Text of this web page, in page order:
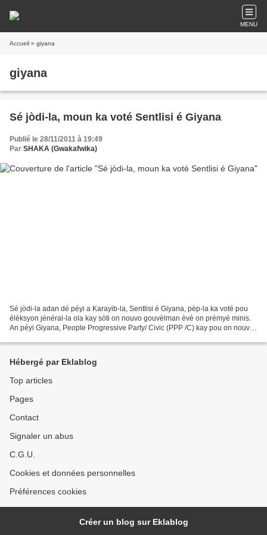
MENU
Accueil » giyana
giyana
Sé jòdi-la, moun ka voté Sentlisi é Giyana
Publié le 28/11/2011 à 19:49
Par SHAKA (Gwakafwika)
Sé jòdi-la adan dé péyi a Karayib-la, Sentlisi é Giyana, pèp-la ka voté pou
élèksyon jénéral-la ola kay sòti on nouvo gouvèlman èvè on prémyé minis.
An péyi Giyana, People Progressive Party/ Civic (PPP /C) kay pou on nouvo
Hébergé par Eklablog
Top articles
Pages
Contact
Signaler un abus
C.G.U.
Cookies et données personnelles
Préférences cookies
Créer un blog sur Eklablog